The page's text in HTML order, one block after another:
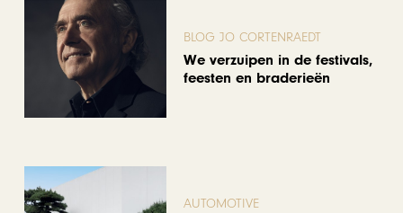
BLOG JO CORTENRAEDT
We verzuipen in de festivals,
feesten en braderieën
AUTOMOTIVE